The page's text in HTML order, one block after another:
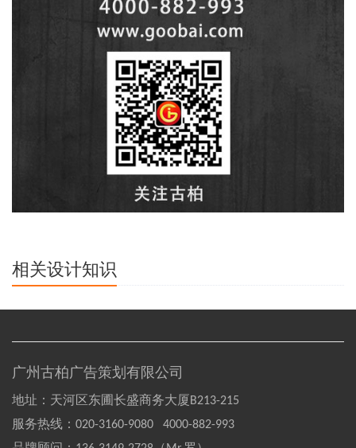
相关设计知识
广州古柏广告策划有限公司
地址：天河区东圃长盛商务大厦B213-215
服务热线： 020-3160-9080 4000-882-993